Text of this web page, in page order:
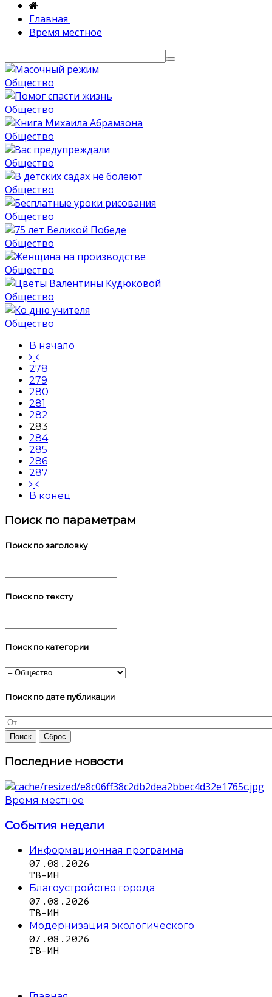
Главная
Время местное
Общество
Общество
Общество
Общество
Общество
Общество
Общество
Общество
Общество
Общество
В начало
278
279
280
281
282
283
284
285
286
287
В конец
Поиск по параметрам
Поиск по заголовку
Поиск по тексту
Поиск по категории
Поиск по дате публикации
Последние новости
Время местное
События недели
Информационная программа
07.08.2026
ТВ-ИН
Благоустройство города
07.08.2026
ТВ-ИН
Модернизация экологического
07.08.2026
ТВ-ИН